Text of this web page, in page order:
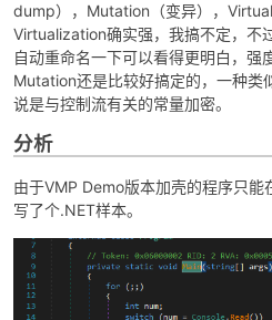
dump），Mutation（变异），
Virtualization确实强，我搞不定，不
自动重命名一下可以看得更明白，强
Mutation还是比较好搞定的，一种类
说是与控制流有关的常量加密。
分析
由于VMP Demo版本加壳的程序只
写了个.NET样本。